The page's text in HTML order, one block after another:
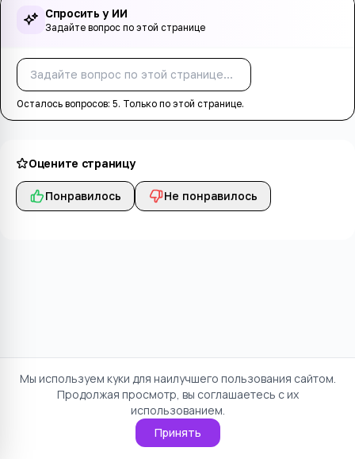
Спросить у ИИ
Задайте вопрос по этой странице
Осталось вопросов: 5. Только по этой странице.
Оцените страницу
Понравилось Не понравилось
Мы используем куки для наилучшего пользования сайтом.
Продолжая просмотр, вы соглашаетесь с их
использованием.
Принять